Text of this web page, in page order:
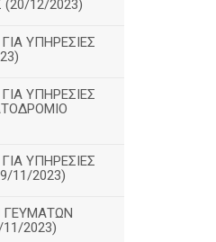
12/2023)
ΥΠΗΡΕΣΙΕΣ
ΥΠΗΡΕΣΙΕΣ
ΥΠΗΡΕΣΙΕΣ
11/2023)
ΓΕΥΜΑΤΩΝ
2023)